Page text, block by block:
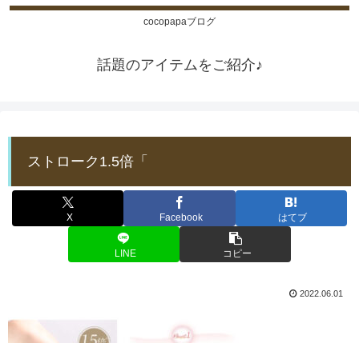
cocopapaブログ
話題のアイテムをご紹介♪
ストローク1.5倍「
X Facebook はてブ
LINE コピー
2022.06.01